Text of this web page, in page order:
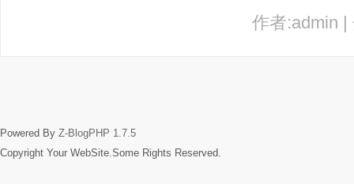
作者:admin |
Powered By Z-BlogPHP 1.7.5
Copyright Your WebSite.Some Rights Reserved.